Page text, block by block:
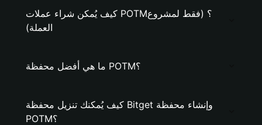
كيف يُمكن شراء عملات POTM؟ (فقط لمشروع
العملة)
ما هي أفضل محفظة POTM؟
كيف يُمكنك تنزيل محفظة Bitget وإنشاء محفظة
POTM؟